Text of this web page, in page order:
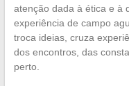
atenção dada à ética e à
experiência de campo
troca ideias, cruza
dos encontros, das
perto.